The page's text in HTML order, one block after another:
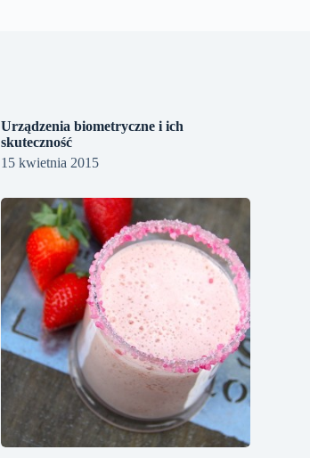
Urządzenia biometryczne i ich
skuteczność
15 kwietnia 2015